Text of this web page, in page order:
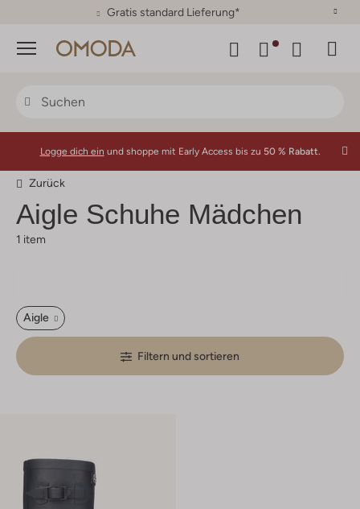
30 Tage Rückgaberecht
Menü
Logge dich ein und shoppe mit Early Access bis zu 50 % Rabatt.
Zurück
Aigle Schuhe Mädchen
1 item
Aigle
Filtern und sortieren